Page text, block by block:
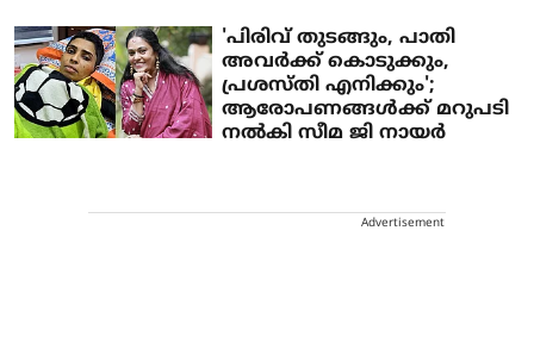
'പിരിവ് തുടങ്ങും, പാതി
അവര്‍ക്ക് കൊടുക്കും,
പ്രശസ്തി എനിക്കും';
ആരോപണങ്ങള്‍ക്ക് മറുപടി
നല്‍കി സീമ ജി നായര്‍
Advertisement